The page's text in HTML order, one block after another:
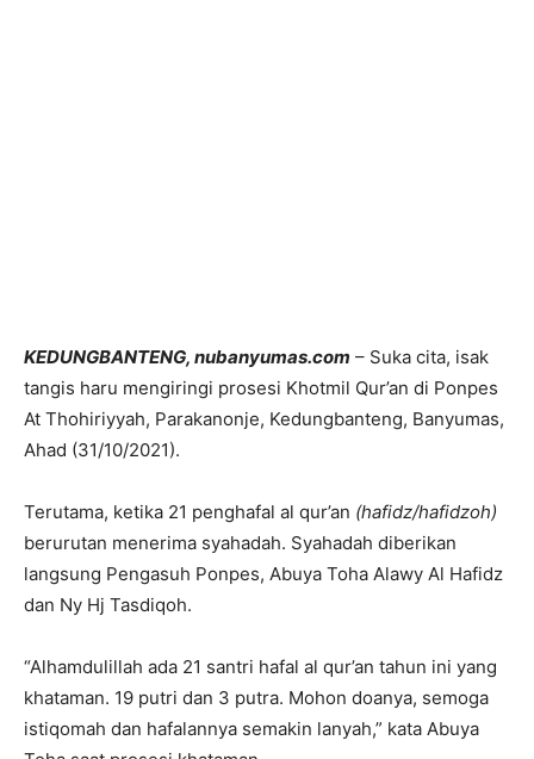
KEDUNGBANTENG, nubanyumas.com – Suka cita, isak
tangis haru mengiringi prosesi Khotmil Qur’an di Ponpes
At Thohiriyyah, Parakanonje, Kedungbanteng, Banyumas,
Ahad (31/10/2021).
Terutama, ketika 21 penghafal al qur’an (hafidz/hafidzoh)
berurutan menerima syahadah. Syahadah diberikan
langsung Pengasuh Ponpes, Abuya Toha Alawy Al Hafidz
dan Ny Hj Tasdiqoh.
“Alhamdulillah ada 21 santri hafal al qur’an tahun ini yang
khataman. 19 putri dan 3 putra. Mohon doanya, semoga
istiqomah dan hafalannya semakin lanyah,” kata Abuya